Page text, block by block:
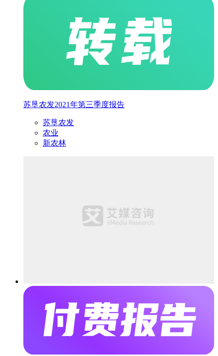
苏垦农发2021年第三季度报告
苏垦农发
农业
新农林